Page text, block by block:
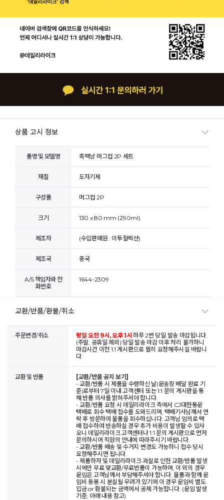
상품 고시 정보
품명 및 모델명 흑백냥 머그컵 2P 세트
재질 도자기제
구성품 머그컵 2P
크기 130 x 80 mm (290ml)
제조자 (수입판매원 : 이투컬렉션)
제조국 중국
A/S 책임자와 전
화번호
1644-2309
교환/반품/환불/취소
주문변경/취소 평일 오전 9시, 오후 1시하루 2번 당일 발송 마감됩니다.
(주말, 공휴일 제외) 당일 발송 마감 이후 처리 불가하니
마감시간 이전 1:1 게시판으로 필히 요청해주시길 바랍니
다.
교환 및 반품
[교환/반품 공지 보기]
- 교환/반품 시 제품을 수령하신 날(운송장 배달 완료 기
준)로부터 7일 이내 고객센터 또는 1:1 문의 게시판을 통
해 반품 의사를 밝혀주셔야 합니다.
- 교환/반품 요청 시 데일리라이크 측에서 CJ대한통운
택배로 회수 택배 접수를 도와드리며, 택배기사님께서 연
락 후 방문하여 물품을 회수하십니다. 고객님 임의로 택
배 접수하여 반송하실 경우 추가 비용이 발생할 수 있사
오니 데일리라이크 고객센터나 1:1 문의 게시판으로 먼저
문의하시어 직원의 안내에 따라주시기 바랍니다.
- 교환/반품 배송 및 수거지 변경도 가능하니 접수 당시
요청해주시면 됩니다.
- 제품하자 및 데일리라이크 과실로 인한 교환/반품 발생
시에만 무료 맞교환/무료반품이 가능하며, 이 외의 경우
운임은 고객님께서 부담해주셔야 합니다. 물품과 함께 운
임비 동봉 시 분실될 우려가 있기에 이 경우 운임비 별도
입금 or 환불되는 금액에서 공제 가능합니다. (운임 발생
기준, 아래 내용 참고)